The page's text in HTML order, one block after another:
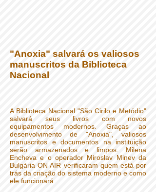
"Anoxia" salvará os valiosos
manuscritos da Biblioteca
Nacional
A Biblioteca Nacional "São Cirilo e Metódio"
salvará seus livros com novos
equipamentos modernos. Graças ao
desenvolvimento de "Anoxia", valiosos
manuscritos e documentos na instituição
serão armazenados e limpos. Milena
Encheva e o operador Miroslav Minev da
Bulgária ON AIR verificaram quem está por
trás da criação do sistema moderno e como
ele funcionará.